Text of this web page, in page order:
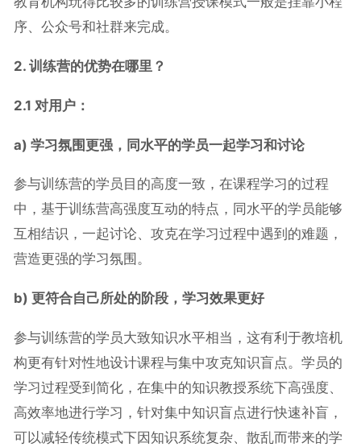
序、公众号和社群来完成。
2. 训练营的优势在哪里？
2.1 对用户：
a) 学习氛围更强，同水平的学员一起学习和讨论
参与训练营的学员目的高度一致，在课程学习的过程
中，基于训练营高强度互动的特点，同水平的学员能够
互相结识，一起讨论、攻克在学习过程中遇到的难题，
营造更强的学习氛围。
b) 更符合自己所处的阶段，学习效果更好
参与训练营的学员大致知识水平相当，这有利于教培机
构更有针对性地设计课程与集中攻克知识盲点。学员的
学习过程受到简化，在集中的知识教授系统下高强度、
高效率地进行学习，针对集中知识盲点进行快速补盲，
可以减轻传统模式下因知识系统复杂、散乱而带来的学